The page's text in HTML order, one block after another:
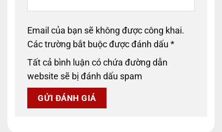
Email của bạn sẽ không được công khai.
Các trường bắt buộc được đánh dấu *
Tất cả bình luận có chứa đường dẫn
website sẽ bị đánh dấu spam